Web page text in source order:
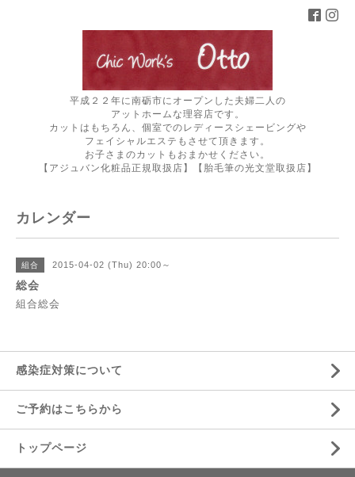
平成２２年に南砺市にオープンした夫婦二人の
アットホームな理容店です。
カットはもちろん、個室でのレディースシェービングや
フェイシャルエステもさせて頂きます。
お子さまのカットもおまかせください。
【アジュバン化粧品正規取扱店】【胎毛筆の光文堂取扱店】
カレンダー
組合 2015-04-02 (Thu) 20:00～
総会
組合総会
感染症対策について
ご予約はこちらから
トップページ